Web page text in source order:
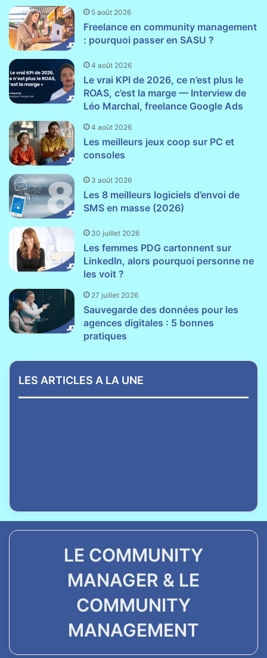
5 août 2026
Freelance en community management
: pourquoi passer en SASU ?
4 août 2026
Le vrai KPI de 2026, ce n’est plus le
ROAS, c’est la marge — Interview de
Léo Marchal, freelance Google Ads
4 août 2026
Les meilleurs jeux coop sur PC et
consoles
3 août 2026
Les 8 meilleurs logiciels d’envoi de
SMS en masse (2026)
30 juillet 2026
Les femmes PDG cartonnent sur
LinkedIn, alors pourquoi personne ne
les voit ?
27 juillet 2026
Sauvegarde des données pour les
agences digitales : 5 bonnes
pratiques
LES ARTICLES A LA UNE
LE COMMUNITY
MANAGER & LE
COMMUNITY
MANAGEMENT